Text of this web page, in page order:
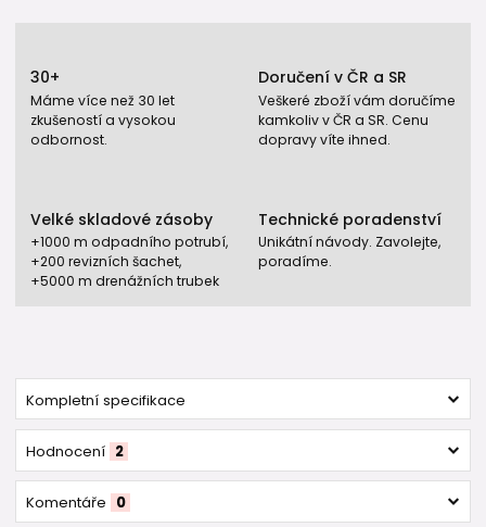
30+
Máme více než 30 let
zkušeností a vysokou
odbornost.
Doručení v ČR a SR
Veškeré zboží vám doručíme
kamkoliv v ČR a SR. Cenu
dopravy víte ihned.
Velké skladové zásoby
+1000 m odpadního potrubí,
+200 revizních šachet,
+5000 m drenážních trubek
Technické poradenství
Unikátní návody. Zavolejte,
poradíme.
Kompletní specifikace
Hodnocení 2
Komentáře 0